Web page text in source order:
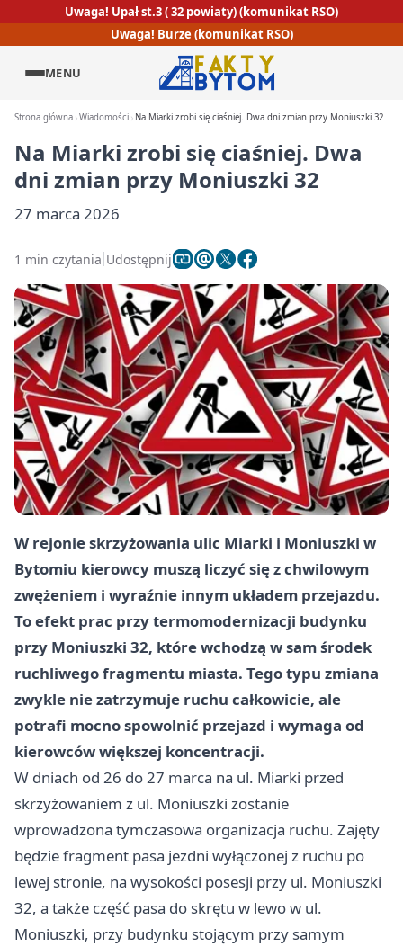
Uwaga! Upał st.3 ( 32 powiaty) (komunikat RSO)
Uwaga! Burze (komunikat RSO)
MENU
Strona główna Wiadomości Na Miarki zrobi się ciaśniej. Dwa dni zmian przy Moniuszki 32
Na Miarki zrobi się ciaśniej. Dwa
dni zmian przy Moniuszki 32
27 marca 2026
1 min czytania Udostępnij
W rejonie skrzyżowania ulic Miarki i Moniuszki w
Bytomiu kierowcy muszą liczyć się z chwilowym
zwężeniem i wyraźnie innym układem przejazdu.
To efekt prac przy termomodernizacji budynku
przy Moniuszki 32, które wchodzą w sam środek
ruchliwego fragmentu miasta. Tego typu zmiana
zwykle nie zatrzymuje ruchu całkowicie, ale
potrafi mocno spowolnić przejazd i wymaga od
kierowców większej koncentracji.
W dniach od 26 do 27 marca na ul. Miarki przed
skrzyżowaniem z ul. Moniuszki zostanie
wprowadzona tymczasowa organizacja ruchu. Zajęty
będzie fragment pasa jezdni wyłączonej z ruchu po
lewej stronie, na wysokości posesji przy ul. Moniuszki
32, a także część pasa do skrętu w lewo w ul.
Moniuszki, przy budynku stojącym przy samym